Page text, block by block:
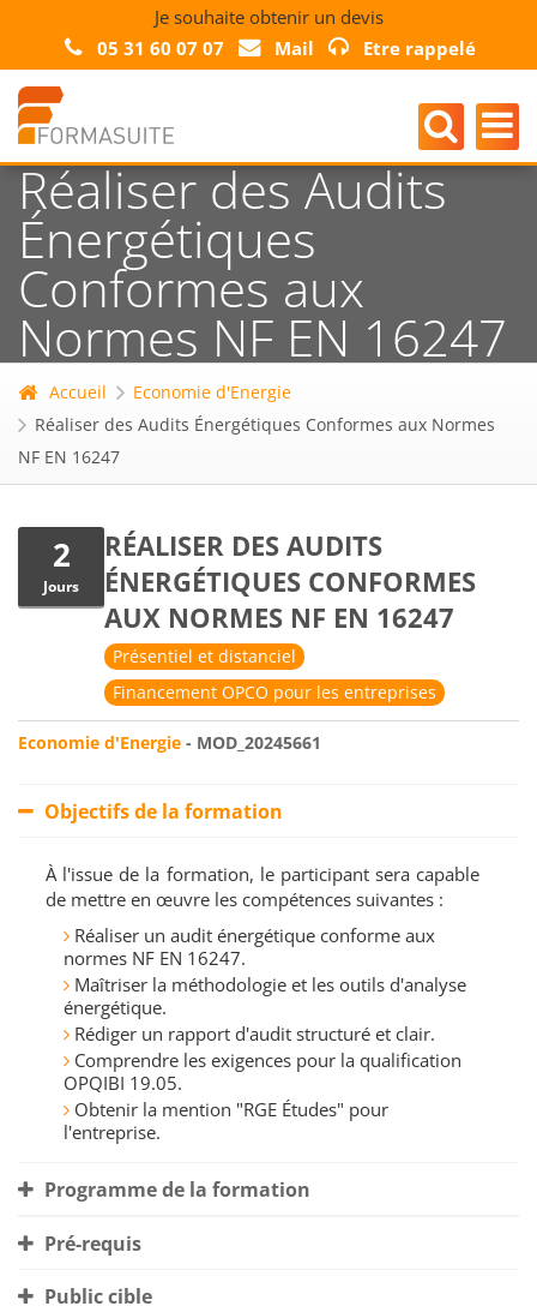
Je souhaite obtenir un devis
05 31 60 07 07
Mail Etre rappelé
Réaliser des Audits
Énergétiques
Conformes aux
Normes NF EN 16247
Accueil
Economie d'Energie
Réaliser des Audits Énergétiques Conformes aux Normes
NF EN 16247
2
Jours
RÉALISER DES AUDITS
ÉNERGÉTIQUES CONFORMES
AUX NORMES NF EN 16247
Présentiel et distanciel
Financement OPCO pour les entreprises
Economie d'Energie - MOD_20245661
Objectifs de la formation
À l'issue de la formation, le participant sera capable
de mettre en œuvre les compétences suivantes :
Réaliser un audit énergétique conforme aux
normes NF EN 16247.
Maîtriser la méthodologie et les outils d'analyse
énergétique.
Rédiger un rapport d'audit structuré et clair.
Comprendre les exigences pour la qualification
OPQIBI 19.05.
Obtenir la mention "RGE Études" pour
l'entreprise.
Programme de la formation
Pré-requis
Public cible